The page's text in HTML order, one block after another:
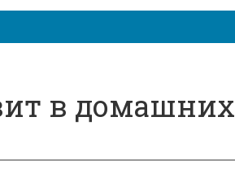
в домашних